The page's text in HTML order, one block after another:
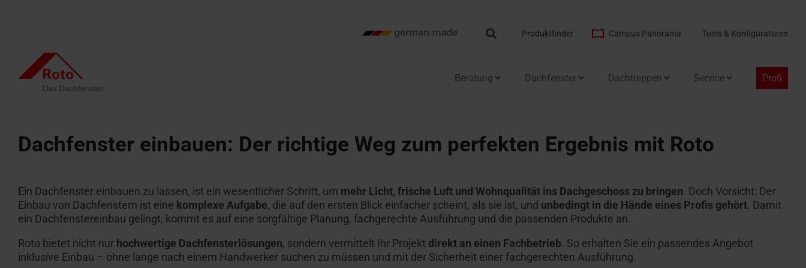
Produktfinder Campus Panorama Tools & Konfiguratoren
Search
Beratung
Projekt realisieren
Lassen Sie sich inspirieren
Angebot anfordern
Pflege und Wartung
1:1-Austausch-Tool
Ansprechpartner für Profis
Dachfenster
Klapp-Schwingfenster
Flachdachfenster
Dachfenster finden
Dachfenster mit Heizfunktion
Rauchabzugsfenster
Dachtreppen
Bodentreppen
Dachtreppen mit Feuerwiderstand
Dachtreppen finden
Flachdachausstiege
Feuerwiderstand
Kniestocktüren
Alle Terrassenausstiege
Terrassenausstiege
Service
Ersatzteilservice
Kontakt
Campus Seminare
Profi
Architekten & Bauwirtschaft
Campus Seminare
Ansprechpartner für Profis
Dachfenster einbauen: Der richtige Weg zum perfekten Ergebnis mit Roto
Ein Dachfenster einbauen zu lassen, ist ein wesentlicher Schritt, um mehr Licht, frische Luft und Wohnqualität ins Dachgeschoss zu bringen. Doch Vorsicht: Der
Einbau von Dachfenstern ist eine komplexe Aufgabe, die auf den ersten Blick einfacher scheint, als sie ist, und unbedingt in die Hände eines Profis gehört. Damit
ein Dachfenstereinbau gelingt, kommt es auf eine sorgfältige Planung, fachgerechte Ausführung und die passenden Produkte an.
Roto bietet nicht nur hochwertige Dachfensterlösungen, sondern vermittelt Ihr Projekt direkt an einen Fachbetrieb. So erhalten Sie ein passendes Angebot
inklusive Einbau – ohne lange nach einem Handwerker suchen zu müssen und mit der Sicherheit einer fachgerechten Ausführung.